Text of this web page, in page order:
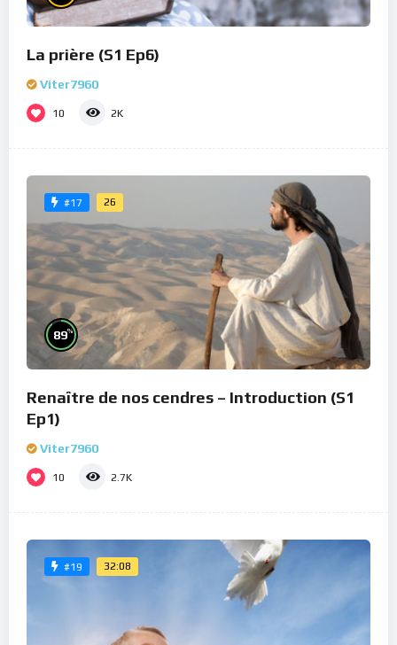
La prière (S1 Ep6)
Viter7960
10 2K
#17 26
89%
Renaître de nos cendres – Introduction (S1
Ep1)
Viter7960
10 2.7K
#19 32:08